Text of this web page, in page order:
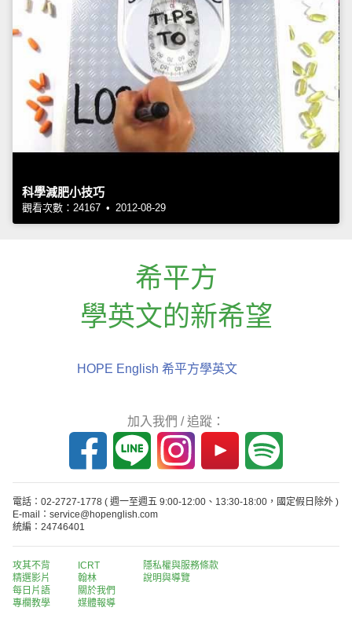
科學減肥小技巧
觀看次數：24167 • 2012-08-29
希平方
學英文的新希望
HOPE English 希平方學英文
加入我們 / 追蹤：
電話：02-2727-1778 ( 週一至週五 9:00-12:00、13:30-18:00，國定假日除外 )
E-mail：service@hopenglish.com
統編：24746401
攻其不背
精選影片
每日片語
專欄教學
ICRT
翰林
關於我們
媒體報導
隱私權與服務條款
說明與導覽